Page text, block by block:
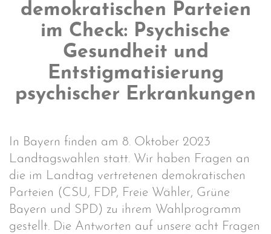
demokratischen Parteien
im Check: Psychische
Gesundheit und
Entstigmatisierung
psychischer Erkrankungen
In Bayern finden am 8. Oktober 2023
Landtagswahlen statt. Wir haben Fragen an
die im Landtag vertretenen demokratischen
Parteien (CSU, FDP, Freie Wähler, Grüne
Bayern und SPD) zu ihrem Wahlprogramm
gestellt. Die Antworten auf unsere acht Fragen